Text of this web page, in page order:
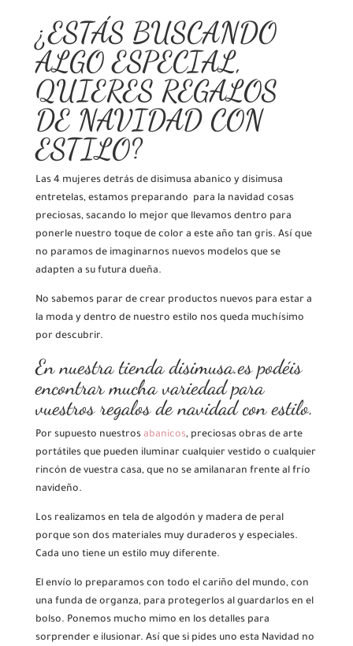
¿ESTÁS BUSCANDO
ALGO ESPECIAL,
QUIERES REGALOS
DE NAVIDAD CON
ESTILO?
Las 4 mujeres detrás de disimusa abanico y disimusa
entretelas, estamos preparando para la navidad cosas
preciosas, sacando lo mejor que llevamos dentro para
ponerle nuestro toque de color a este año tan gris. Así que
no paramos de imaginarnos nuevos modelos que se
adapten a su futura dueña.
No sabemos parar de crear productos nuevos para estar a
la moda y dentro de nuestro estilo nos queda muchísimo
por descubrir.
En nuestra tiendadisimusa.espodéis
encontrar mucha variedad para
vuestros regalos de navidad con estilo.
Por supuesto nuestros abanicos, preciosas obras de arte
portátiles que pueden iluminar cualquier vestido o cualquier
rincón de vuestra casa, que no se amilanaran frente al frío
navideño.
Los realizamos en tela de algodón y madera de peral
porque son dos materiales muy duraderos y especiales.
Cada uno tiene un estilo muy diferente.
El envío lo preparamos con todo el cariño del mundo, con
una funda de organza, para protegerlos al guardarlos en el
bolso. Ponemos mucho mimo en los detalles para
sorprender e ilusionar. Así que si pides uno esta Navidad no